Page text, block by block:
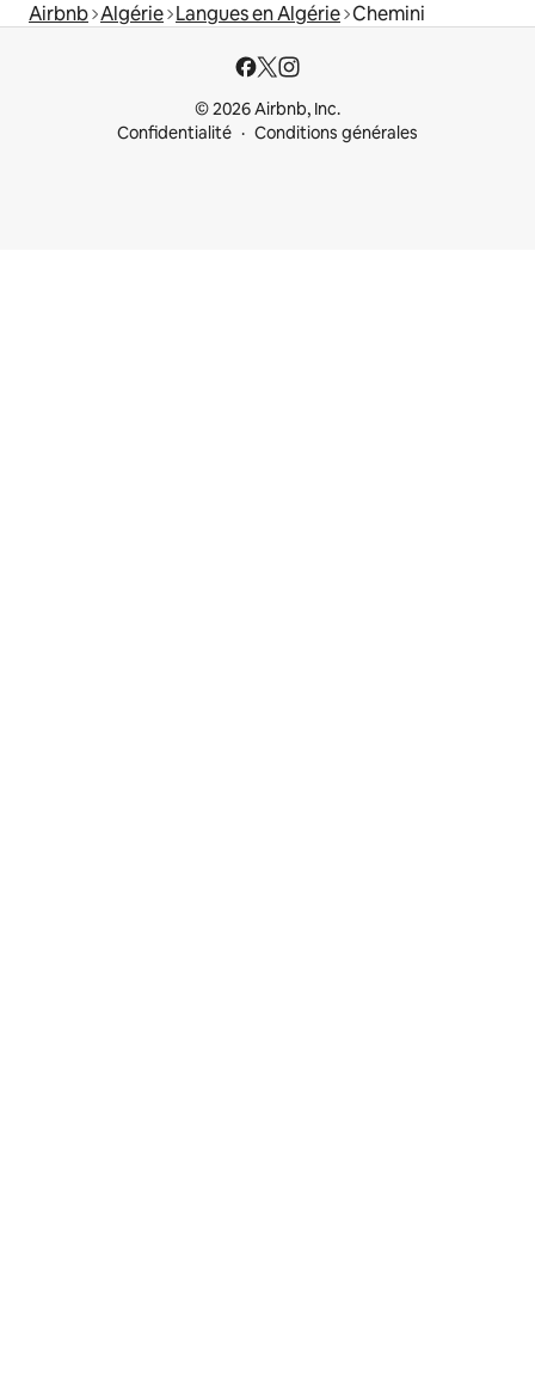
Airbnb Algérie Langues en Algérie Chemini
© 2026 Airbnb, Inc.
Confidentialité
Conditions générales